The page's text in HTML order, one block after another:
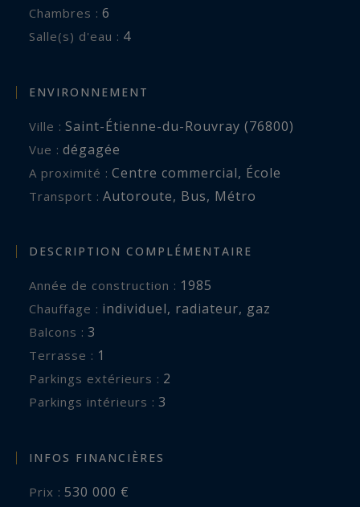
Chambres : 6
Salle(s) d'eau : 4
ENVIRONNEMENT
Ville : Saint-Étienne-du-Rouvray (76800)
Vue : dégagée
A proximité : Centre commercial, École
Transport : Autoroute, Bus, Métro
DESCRIPTION COMPLÉMENTAIRE
Année de construction : 1985
Chauffage : individuel, radiateur, gaz
balcons : 3
terrasse : 1
parkings extérieurs : 2
parkings intérieurs : 3
INFOS FINANCIÈRES
Prix : 530 000 €